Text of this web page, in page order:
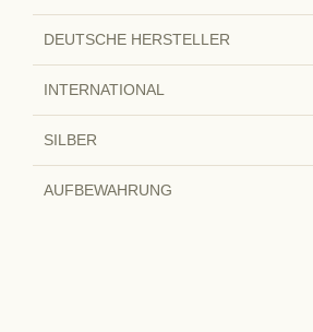
DEUTSCHE HERSTELLER
INTERNATIONAL
SILBER
AUFBEWAHRUNG